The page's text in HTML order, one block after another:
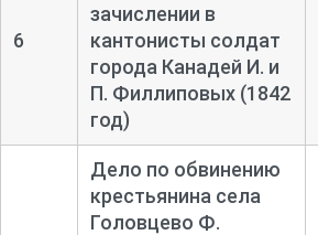
6
зачислении в
кантонисты солдат
города Канадей И. и
П. Филлиповых (1842
год)
Дело по обвинению
крестьянина села
Головцево Ф.